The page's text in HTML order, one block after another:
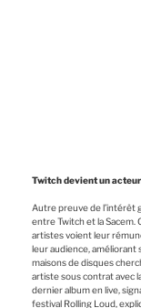
Twitch devient un
Autre preuve de l’intérêt
entre Twitch et la Sacem.
artistes voient leur
leur audience, améliorant
maisons de disques
artiste sous contrat avec
dernier album en live,
festival Rolling Loud,